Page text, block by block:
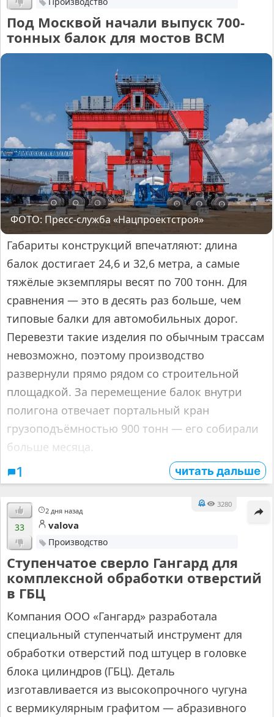
Под Москвой начали выпуск 700-
тонных балок для мостов ВСМ⁠⁠
ФОТО: Пресс-служба «Нацпроектстроя»
Габариты конструкций впечатляют: длина
балок достигает 24,6 и 32,6 метра, а самые
тяжёлые экземпляры весят по 700 тонн. Для
сравнения — это в десять раз больше, чем
типовые балки для автомобильных дорог.
Перевезти такие изделия по обычным трассам
невозможно, поэтому производство
развернули прямо рядом со строительной
площадкой. За перемещение балок внутри
полигона отвечает портальный кран
грузоподъёмностью 900 тонн — его собирали
больше месяца.
1 читать дальше
2 дня назад
3280
33 valova
Производство
Ступенчатое сверло Гангард для
комплексной обработки отверстий
в ГБЦ
Компания ООО «Гангард» разработала
специальный ступенчатый инструмент для
обработки отверстий под штуцер в головке
блока цилиндров (ГБЦ). Деталь
изготавливается из высокопрочного чугуна
с вермикулярным графитом — абразивного